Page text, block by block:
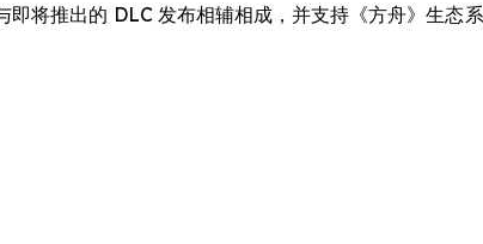
将推出的 DLC 发布相辅相成，并支持《方舟》生态